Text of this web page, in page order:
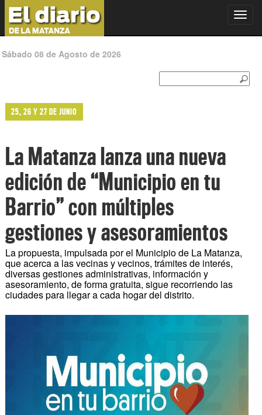
Sábado 08 de Agosto de 2026
25, 26 Y 27 DE JUNIO
La Matanza lanza una nueva
edición de “Municipio en tu
Barrio” con múltiples
gestiones y asesoramientos
La propuesta, impulsada por el Municipio de La Matanza,
que acerca a las vecinas y vecinos, trámites de interés,
diversas gestiones administrativas, información y
asesoramiento, de forma gratuita, sigue recorriendo las
ciudades para llegar a cada hogar del distrito.